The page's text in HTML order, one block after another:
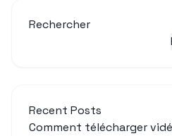
Rechercher
Recent Posts
Comment télécharger